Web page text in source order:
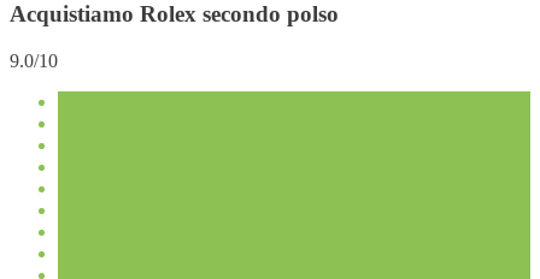
Acquistiamo Rolex secondo polso
9.0/10